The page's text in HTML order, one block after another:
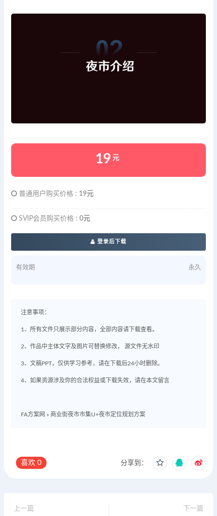
19 元
普通用户购买价格 : 19元
SVIP会员购买价格 : 0元
登录后下载
有效期 永久
注意事项：
1、所有文件只展示部分内容，全部内容请下载查看。
2、作品中主体文字及图片可替换修改， 源文件无水印
3、文稿PPT，仅供学习参考，请在下载后24小时删除。
4、如果资源涉及你的合法权益或下载失效，请在本文留言
FA方案网 » 商业街夜市市集U+夜市定位规划方案
喜欢 0 分享到：
上一篇
下一篇